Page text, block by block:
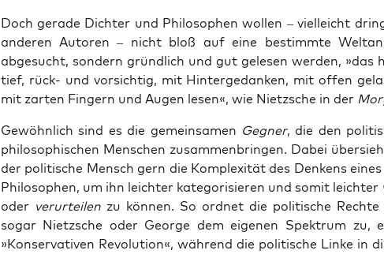
Doch gera­de Dich­ter und Phi­lo­so­phen wol­len – viel­leicht
ande­ren Autoren – nicht bloß auf eine bestimm­te
abge­sucht, son­dern gründ­lich und gut gele­sen wer­den, »das
tief, rück- und vor­sich­tig, mit Hin­ter­ge­dan­ken, mit offen
mit zar­ten Fin­gern und Augen lesen«, wie Nietz­sche in der
Gewöhn­lich sind es die gemein­sa­men Geg­ner, die den
phi­lo­so­phi­schen Men­schen zusam­men­brin­gen. Dabei
der poli­ti­sche Mensch gern die Kom­ple­xi­tät des Den­kens
Phi­lo­so­phen, um ihn leich­ter kate­go­ri­sie­ren und somit leich­ter
oder ver­ur­tei­lenzu kön­nen. So ord­net die poli­ti­sche Rech­te
sogar Nietz­sche oder Geor­ge dem eige­nen Spek­trum zu,
»Kon­ser­va­ti­ven Revo­lu­ti­on«, wäh­rend die poli­ti­sche Lin­ke in